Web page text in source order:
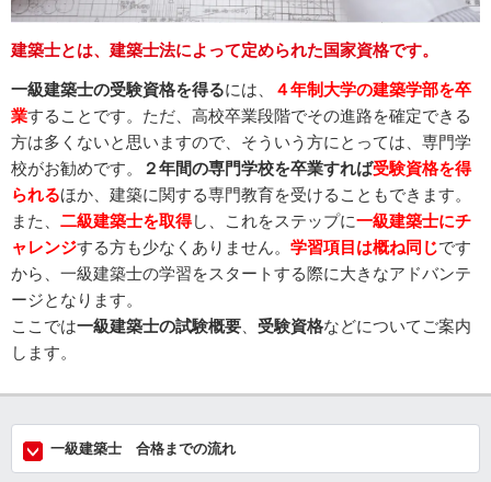
建築士とは、建築士法によって定められた国家資格です。
一級建築士の受験資格を得るには、
４年制大学の建築学部を卒
業することです。ただ、高校卒業段階でその進路を確定できる
方は多くないと思いますので、そういう方にとっては、専門学
校がお勧めです。
２年間の専門学校を卒業すれば受験資格を得
られるほか、建築に関する専門教育を受けることもできます。
また、 二級建築士を取得し、これをステップに一級建築士にチ
ャレンジする方も少なくありません。 学習項目は概ね同じです
から、一級建築士の学習をスタートする際に大きなアドバンテ
ージとなります。
ここでは一級建築士の試験概要 受験資格などについてご案内
します。
一級建築士 合格までの流れ